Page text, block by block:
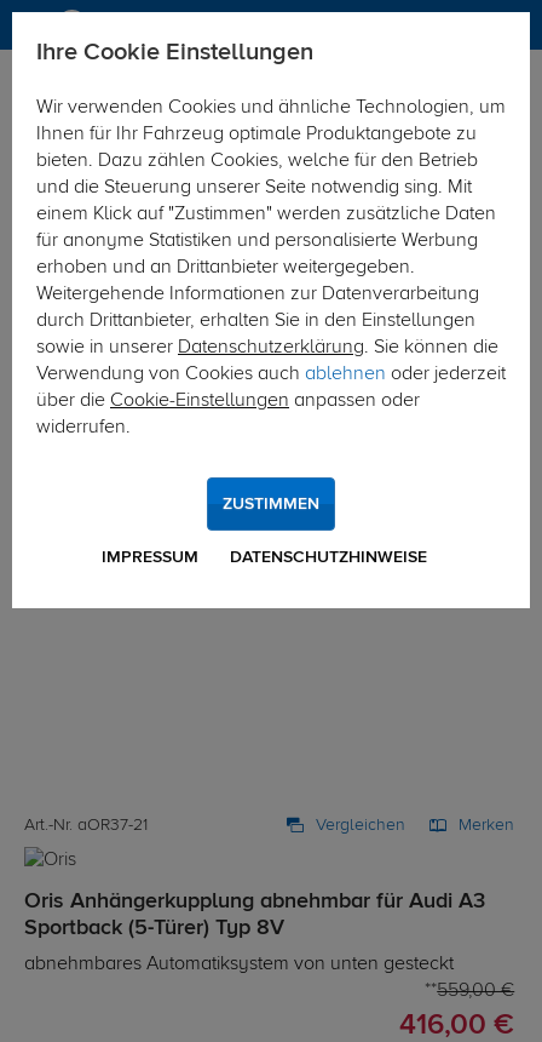
Hier geht's zur Fahrzeugübersicht:
Audi A3 Sportback (5-
Art.-Nr. aOR37-21 Vergleichen Merken
Oris Anhängerkupplung abnehmbar für Audi A3
Sportback (5-Türer) Typ 8V
abnehmbares Automatiksystem von unten gesteckt
559,00 €
416,00 €
Ihre Cookie Einstellungen
Wir verwenden Cookies und ähnliche Technologien, um
Ihnen für Ihr Fahrzeug optimale Produktangebote zu
bieten. Dazu zählen Cookies, welche für den Betrieb
und die Steuerung unserer Seite notwendig sing. Mit
einem Klick auf "Zustimmen" werden zusätzliche Daten
für anonyme Statistiken und personalisierte Werbung
erhoben und an Drittanbieter weitergegeben.
Weitergehende Informationen zur Datenverarbeitung
durch Drittanbieter, erhalten Sie in den Einstellungen
sowie in unserer Datenschutzerklärung. Sie können die
Verwendung von Cookies auch ablehnen oder jederzeit
über die Cookie-Einstellungen anpassen oder
widerrufen.
IMPRESSUM DATENSCHUTZHINWEISE
ZUSTIMMEN